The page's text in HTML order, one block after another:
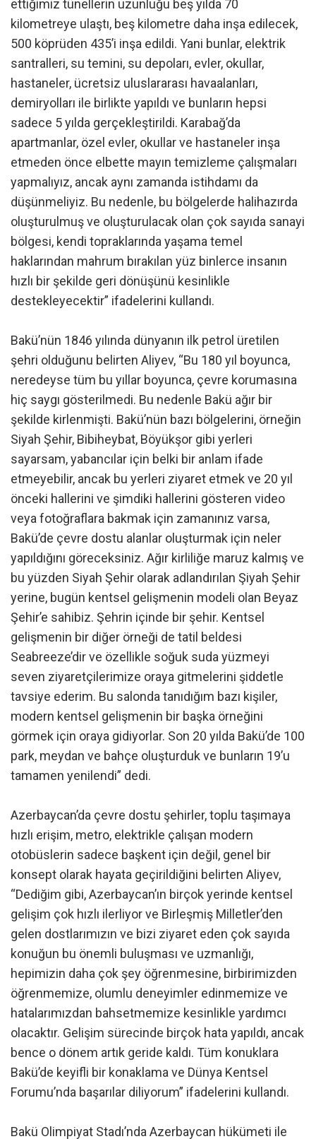
ettiğimiz tünellerin uzunluğu beş yılda 70
kilometreye ulaştı, beş kilometre daha inşa edilecek,
500 köprüden 435’i inşa edildi. Yani bunlar, elektrik
santralleri, su temini, su depoları, evler, okullar,
hastaneler, ücretsiz uluslararası havaalanları,
demiryolları ile birlikte yapıldı ve bunların hepsi
sadece 5 yılda gerçekleştirildi. Karabağ’da
apartmanlar, özel evler, okullar ve hastaneler inşa
etmeden önce elbette mayın temizleme çalışmaları
yapmalıyız, ancak aynı zamanda istihdamı da
düşünmeliyiz. Bu nedenle, bu bölgelerde halihazırda
oluşturulmuş ve oluşturulacak olan çok sayıda sanayi
bölgesi, kendi topraklarında yaşama temel
haklarından mahrum bırakılan yüz binlerce insanın
hızlı bir şekilde geri dönüşünü kesinlikle
destekleyecektir” ifadelerini kullandı.
Bakü’nün 1846 yılında dünyanın ilk petrol üretilen
şehri olduğunu belirten Aliyev, “Bu 180 yıl boyunca,
neredeyse tüm bu yıllar boyunca, çevre korumasına
hiç saygı gösterilmedi. Bu nedenle Bakü ağır bir
şekilde kirlenmişti. Bakü’nün bazı bölgelerini, örneğin
Siyah Şehir, Bibiheybat, Böyükşor gibi yerleri
sayarsam, yabancılar için belki bir anlam ifade
etmeyebilir, ancak bu yerleri ziyaret etmek ve 20 yıl
önceki hallerini ve şimdiki hallerini gösteren video
veya fotoğraflara bakmak için zamanınız varsa,
Bakü’de çevre dostu alanlar oluşturmak için neler
yapıldığını göreceksiniz. Ağır kirliliğe maruz kalmış ve
bu yüzden Siyah Şehir olarak adlandırılan Şiyah Şehir
yerine, bugün kentsel gelişmenin modeli olan Beyaz
Şehir’e sahibiz. Şehrin içinde bir şehir. Kentsel
gelişmenin bir diğer örneği de tatil beldesi
Seabreeze’dir ve özellikle soğuk suda yüzmeyi
seven ziyaretçilerimize oraya gitmelerini şiddetle
tavsiye ederim. Bu salonda tanıdığım bazı kişiler,
modern kentsel gelişmenin bir başka örneğini
görmek için oraya gidiyorlar. Son 20 yılda Bakü’de 100
park, meydan ve bahçe oluşturduk ve bunların 19’u
tamamen yenilendi” dedi.
Azerbaycan’da çevre dostu şehirler, toplu taşımaya
hızlı erişim, metro, elektrikle çalışan modern
otobüslerin sadece başkent için değil, genel bir
konsept olarak hayata geçirildiğini belirten Aliyev,
“Dediğim gibi, Azerbaycan’ın birçok yerinde kentsel
gelişim çok hızlı ilerliyor ve Birleşmiş Milletler’den
gelen dostlarımızın ve bizi ziyaret eden çok sayıda
konuğun bu önemli buluşması ve uzmanlığı,
hepimizin daha çok şey öğrenmesine, birbirimizden
öğrenmemize, olumlu deneyimler edinmemize ve
hatalarımızdan bahsetmemize kesinlikle yardımcı
olacaktır. Gelişim sürecinde birçok hata yapıldı, ancak
bence o dönem artık geride kaldı. Tüm konuklara
Bakü’de keyifli bir konaklama ve Dünya Kentsel
Forumu’nda başarılar diliyorum” ifadelerini kullandı.
Bakü Olimpiyat Stadı’nda Azerbaycan hükümeti ile